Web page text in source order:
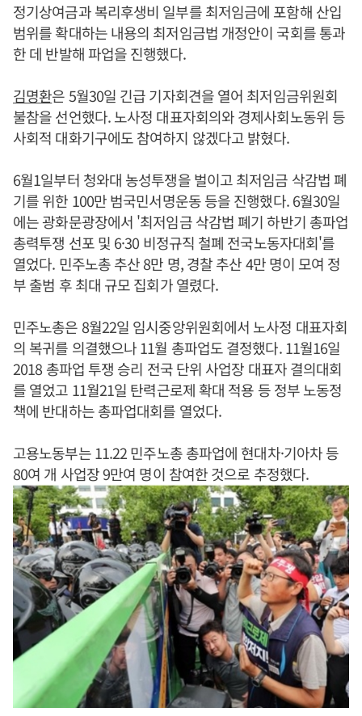
정기상여금과 복리후생비 일부를 최저임금에 포함해 산입
범위를 확대하는 내용의 최저임금법 개정안이 국회를 통과
한 데 반발해 파업을 진행했다.
김명환은 5월30일 긴급 기자회견을 열어 최저임금위원회
불참을 선언했다. 노사정 대표자회의와 경제사회노동위 등
사회적 대화기구에도 참여하지 않겠다고 밝혔다.
6월1일부터 청와대 농성투쟁을 벌이고 최저임금 삭감법 폐
기를 위한 100만 범국민서명운동 등을 진행했다. 6월30일
에는 광화문광장에서 '최저임금 삭감법 폐기 하반기 총파업
총력투쟁 선포 및 6·30 비정규직 철폐 전국노동자대회'를
열었다. 민주노총 추산 8만 명, 경찰 추산 4만 명이 모여 정
부 출범 후 최대 규모 집회가 열렸다.
민주노총은 8월22일 임시중앙위원회에서 노사정 대표자회
의 복귀를 의결했으나 11월 총파업도 결정했다. 11월16일
2018 총파업 투쟁 승리 전국 단위 사업장 대표자 결의대회
를 열었고 11월21일 탄력근로제 확대 적용 등 정부 노동정
책에 반대하는 총파업대회를 열었다.
고용노동부는 11.22 민주노총 총파업에 현대차·기아차 등
80여 개 사업장 9만여 명이 참여한 것으로 추정했다.